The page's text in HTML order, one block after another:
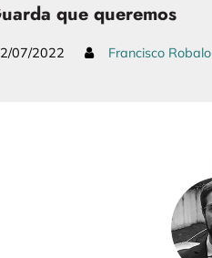
que queremos
07/2022 Francisco Robalo